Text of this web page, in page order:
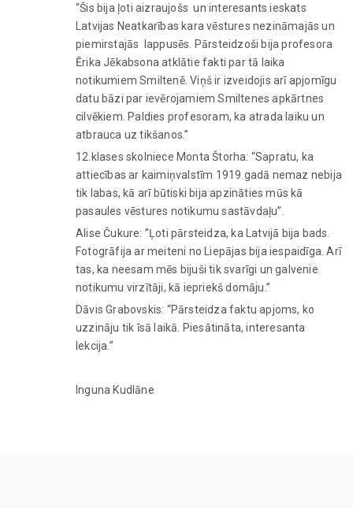
“Šis bija ļoti aizraujošs un interesants ieskats
Latvijas Neatkarības kara vēstures nezināmajās un
piemirstajās lappusēs. Pārsteidzoši bija profesora
Ērika Jēkabsona atklātie fakti par tā laika
notikumiem Smiltenē. Viņš ir izveidojis arī apjomīgu
datu bāzi par ievērojamiem Smiltenes apkārtnes
cilvēkiem. Paldies profesoram, ka atrada laiku un
atbrauca uz tikšanos.”
12.klases skolniece Monta Štorha: “Sapratu, ka
attiecības ar kaimiņvalstīm 1919.gadā nemaz nebija
tik labas, kā arī būtiski bija apzināties mūs kā
pasaules vēstures notikumu sastāvdaļu”.
Alise Čukure: ”Ļoti pārsteidza, ka Latvijā bija bads.
Fotogrāfija ar meiteni no Liepājas bija iespaidīga. Arī
tas, ka neesam mēs bijuši tik svarīgi un galvenie
notikumu virzītāji, kā iepriekš domāju.”
Dāvis Grabovskis: “Pārsteidza faktu apjoms, ko
uzzināju tik īsā laikā. Piesātināta, interesanta
lekcija.”
Inguna Kudlāne